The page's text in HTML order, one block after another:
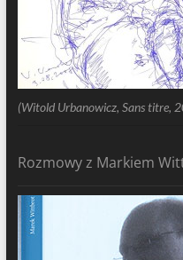
(Witold Urbanowicz, Sans titre,
Rozmowy z Markiem